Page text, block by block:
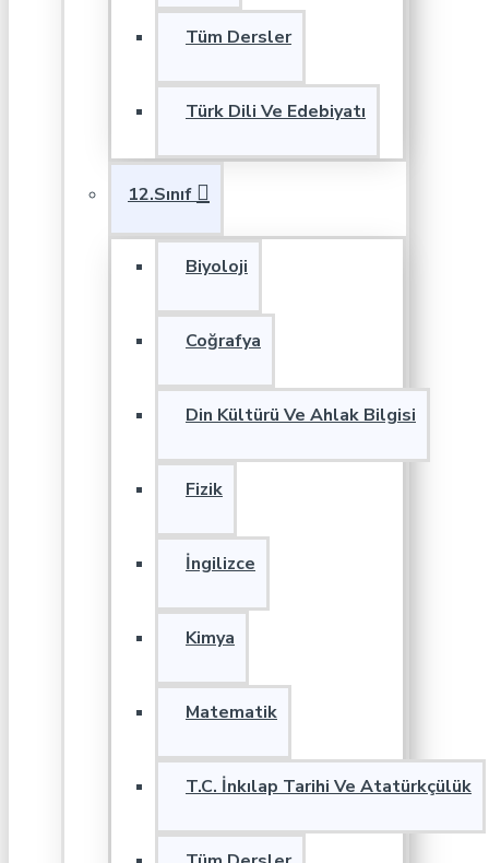
Tüm Dersler
Türk Dili Ve Edebiyatı
12.Sınıf
Biyoloji
Coğrafya
Din Kültürü Ve Ahlak Bilgisi
Fizik
İngilizce
Kimya
Matematik
T.C. İnkılap Tarihi Ve Atatürkçülük